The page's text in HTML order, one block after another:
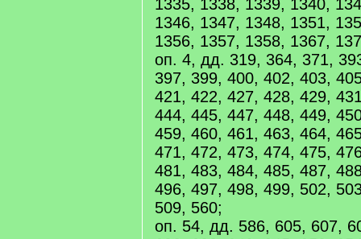
1335, 1338, 1339, 1340,
1346, 1347, 1348, 1351,
1356, 1357, 1358, 1367,
оп. 4, дд. 319, 364, 371,
397, 399, 400, 402, 403,
421, 422, 427, 428, 429,
444, 445, 447, 448, 449,
459, 460, 461, 463, 464,
471, 472, 473, 474, 475,
481, 483, 484, 485, 487,
496, 497, 498, 499, 502,
509, 560;
оп. 54, дд. 586, 605, 607,